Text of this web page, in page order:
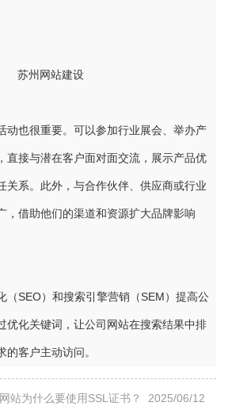
苏州网站建设
动也很重要。可以参加行业展会、举办产
直接与潜在客户面对面交流，展示产品优
关系。此外，与合作伙伴、供应商或行业
，借助他们的渠道和资源扩大品牌影响
（SEO）和搜索引擎营销（SEM）提高公
优化关键词，让公司网站在搜索结果中排
客户主动访问。
站为什么要使用SSL证书？
2025/06/12